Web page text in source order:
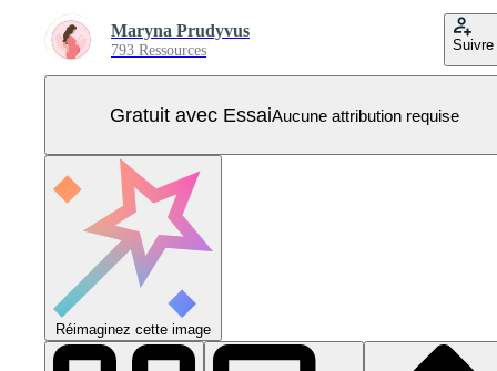
Maryna Prudyvus
793 Ressources Suivre
Gratuit avec EssaiAucune attribution requise
Réimaginez cette image